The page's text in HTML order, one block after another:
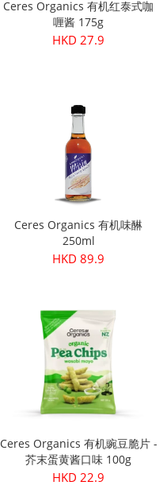
Ceres Organics 有机红泰式咖
喱酱 175g
HKD 27.9
Ceres Organics 有机味醂
250ml
HKD 89.9
Ceres Organics 有机豌豆脆片 -
芥末蛋黄酱口味 100g
HKD 22.9